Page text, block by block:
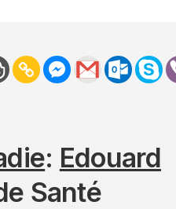
: Edouard
Santé